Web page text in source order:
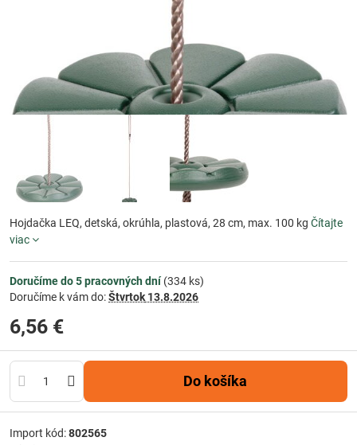
Hojdačka LEQ, detská, okrúhla, plastová, 28 cm, max. 100 kg Čítajte
viac
Doručíme do 5 pracovných dní(334 ks)
Doručíme k vám do:Štvrtok 13.8.2026
6,56 €
Do košíka
Import kód:802565